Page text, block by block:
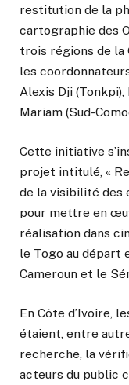
restitution de la
cartographie des
trois régions de la
les
Alexis Dji (Tonkpi),
Mariam (Sud-
Cette initiative
projet intitulé, «
de la visibilité
pour mettre en
réalisation dans
le Togo au départ
Cameroun et le
En Côte d’Ivoire,
étaient, entre
recherche, la
acteurs du public